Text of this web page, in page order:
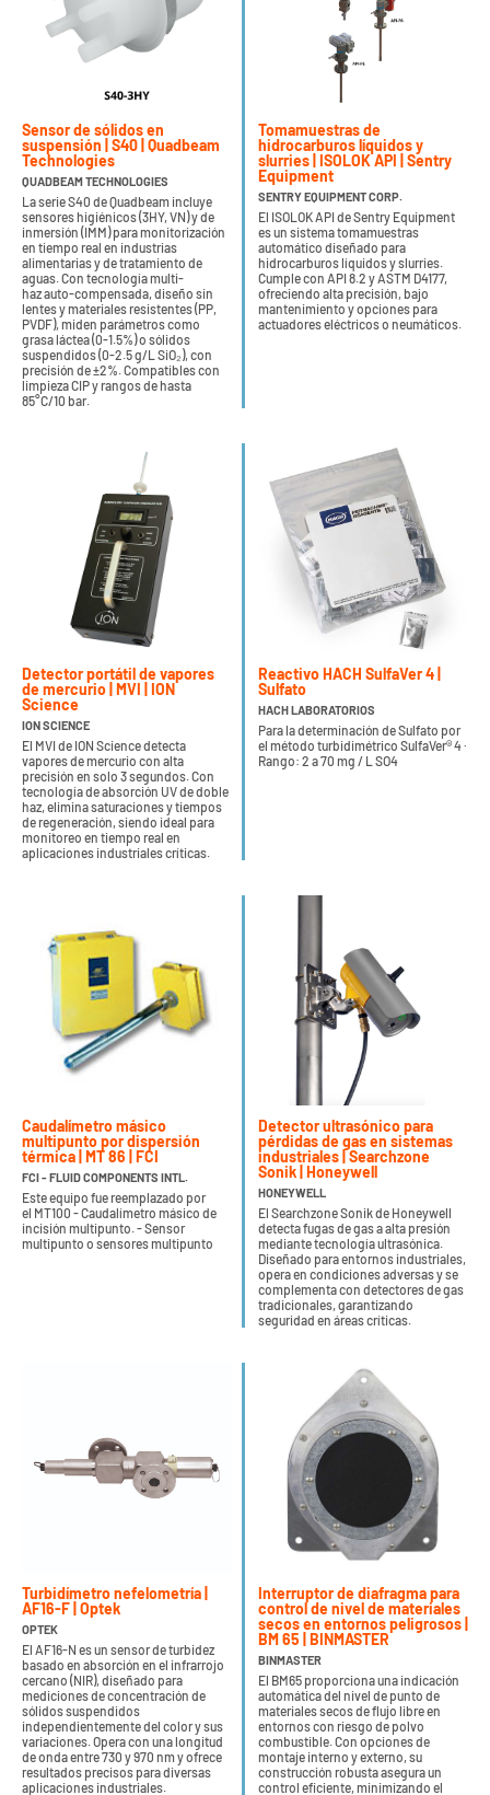
Sensor de sólidos en
suspensión | S40 | Quadbeam
Technologies
QUADBEAM TECHNOLOGIES
La serie S40 de Quadbeam incluye
sensores higiénicos (3HY, VN) y de
inmersión (IMM) para monitorización
en tiempo real en industrias
alimentarias y de tratamiento de
aguas. Con tecnología multi-
haz auto-compensada, diseño sin
lentes y materiales resistentes (PP,
PVDF), miden parámetros como
grasa láctea (0-1.5%) o sólidos
suspendidos (0-2.5 g/L SiO₂), con
precisión de ±2%. Compatibles con
limpieza CIP y rangos de hasta
85°C/10 bar.
Tomamuestras de
hidrocarburos líquidos y
slurries | ISOLOK API | Sentry
Equipment
SENTRY EQUIPMENT CORP.
El ISOLOK API de Sentry Equipment
es un sistema tomamuestras
automático diseñado para
hidrocarburos líquidos y slurries.
Cumple con API 8.2 y ASTM D4177,
ofreciendo alta precisión, bajo
mantenimiento y opciones para
actuadores eléctricos o neumáticos.
Detector portátil de vapores
de mercurio | MVI | ION
Science
ION SCIENCE
El MVI de ION Science detecta
vapores de mercurio con alta
precisión en solo 3 segundos. Con
tecnología de absorción UV de doble
haz, elimina saturaciones y tiempos
de regeneración, siendo ideal para
monitoreo en tiempo real en
aplicaciones industriales críticas.
Reactivo HACH SulfaVer 4 |
Sulfato
HACH LABORATORIOS
Para la determinación de Sulfato por
el método turbidimétrico SulfaVer® 4 ·
Rango: 2 a 70 mg / L SO4
Caudalímetro másico
multipunto por dispersión
térmica | MT 86 | FCI
FCI - FLUID COMPONENTS INTL.
Este equipo fue reemplazado por
el MT100 - Caudalímetro másico de
incisión multipunto. - Sensor
multipunto o sensores multipunto
Detector ultrasónico para
pérdidas de gas en sistemas
industriales | Searchzone
Sonik | Honeywell
HONEYWELL
El Searchzone Sonik de Honeywell
detecta fugas de gas a alta presión
mediante tecnología ultrasónica.
Diseñado para entornos industriales,
opera en condiciones adversas y se
complementa con detectores de gas
tradicionales, garantizando
seguridad en áreas críticas.
Turbidímetro nefelometría |
AF16-F | Optek
OPTEK
El AF16-N es un sensor de turbidez
basado en absorción en el infrarrojo
cercano (NIR), diseñado para
mediciones de concentración de
sólidos suspendidos
independientemente del color y sus
variaciones. Opera con una longitud
de onda entre 730 y 970 nm y ofrece
resultados precisos para diversas
aplicaciones industriales.
Interruptor de diafragma para
control de nivel de materiales
secos en entornos peligrosos |
BM 65 | BINMASTER
BINMASTER
El BM65 proporciona una indicación
automática del nivel de punto de
materiales secos de flujo libre en
entornos con riesgo de polvo
combustible. Con opciones de
montaje interno y externo, su
construcción robusta asegura un
control eficiente, minimizando el